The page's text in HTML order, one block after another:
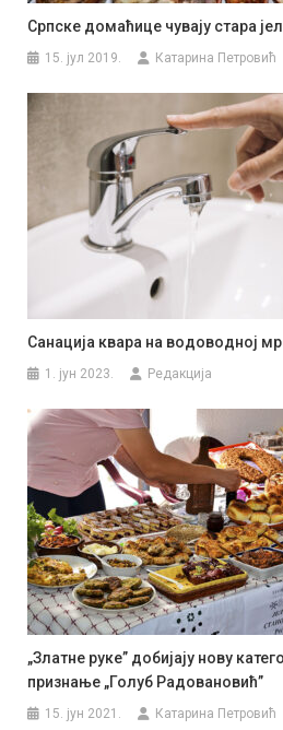
Српске домаћице чувају стара
15. јул 2019. Катарина Петровић
Санација квара на водоводној
1. јун 2023. Редакција
„Златне руке” добијају нову
признање „Голуб Радовановић”
15. јун 2021. Катарина Петровић